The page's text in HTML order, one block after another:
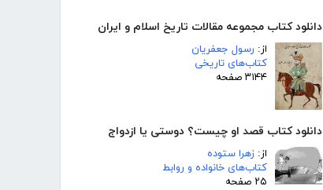
دانلود کتاب مجموعه مقالات تاریخ اسلام و ایران
از: رسول جعفریان
کتاب‌های تاریخی
۳۱۴۴ صفحه
دانلود کتاب قصد او چیست؟ دوستی یا ازدواج
از: زهرا ستوده
کتاب‌های خانواده و روابط
۲۵ صفحه